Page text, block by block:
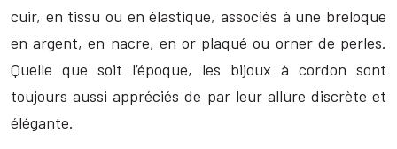
cuir, en tissu ou en élastique, associés à une breloque
en argent, en nacre, en or plaqué ou orner de perles.
Quelle que soit l’époque, les bijoux à cordon sont
toujours aussi appréciés de par leur allure discrète et
élégante.